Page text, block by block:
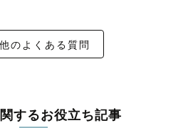
のよくある質問
するお役立ち記事